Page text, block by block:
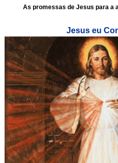
As promessas de Jesus para a
Jesus eu